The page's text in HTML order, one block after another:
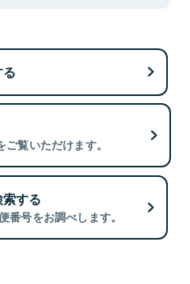
覧いただけます。
する
番号をお調べします。